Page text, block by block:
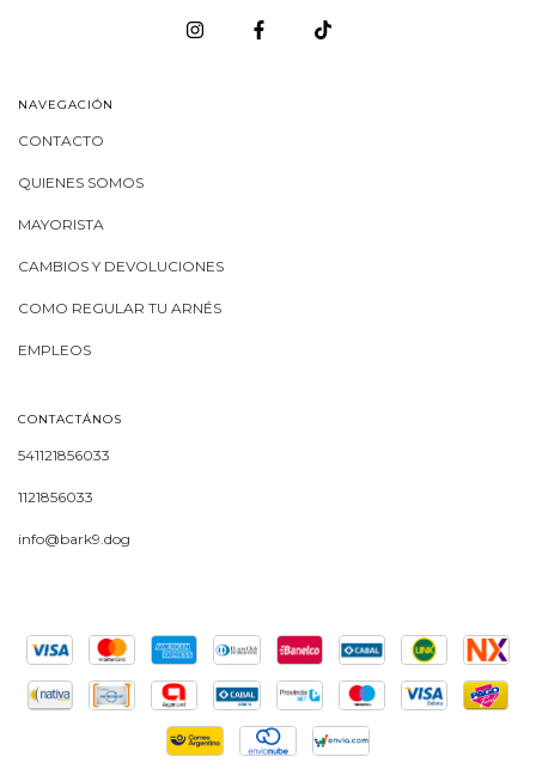
NAVEGACIÓN
CONTACTO
QUIENES SOMOS
MAYORISTA
CAMBIOS Y DEVOLUCIONES
COMO REGULAR TU ARNÉS
EMPLEOS
CONTACTÁNOS
541121856033
1121856033
info@bark9.dog